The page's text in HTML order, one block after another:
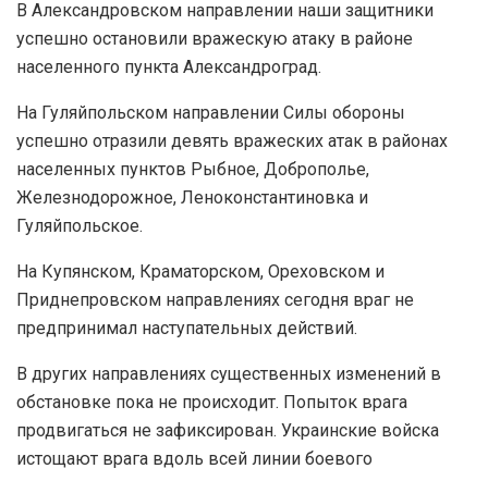
В Александровском направлении наши защитники
успешно остановили вражескую атаку в районе
населенного пункта Александроград.
На Гуляйпольском направлении Силы обороны
успешно отразили девять вражеских атак в районах
населенных пунктов Рыбное, Доброполье,
Железнодорожное, Леноконстантиновка и
Гуляйпольское.
На Купянском, Краматорском, Ореховском и
Приднепровском направлениях сегодня враг не
предпринимал наступательных действий.
В других направлениях существенных изменений в
обстановке пока не происходит. Попыток врага
продвигаться не зафиксирован. Украинские войска
истощают врага вдоль всей линии боевого